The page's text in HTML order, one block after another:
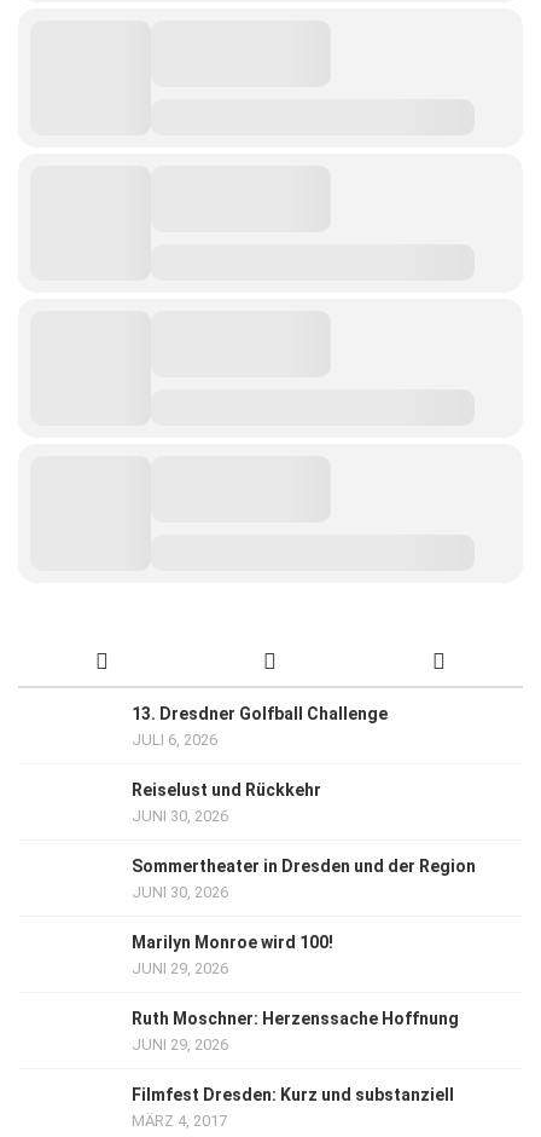
13. Dresdner Golfball Challenge
JULI 6, 2026
Reiselust und Rückkehr
JUNI 30, 2026
Sommertheater in Dresden und der Region
JUNI 30, 2026
Marilyn Monroe wird 100!
JUNI 29, 2026
Ruth Moschner: Herzenssache Hoffnung
JUNI 29, 2026
Filmfest Dresden: Kurz und substanziell
MÄRZ 4, 2017